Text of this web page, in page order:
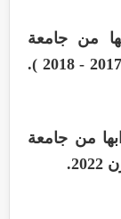
من جامعة
الأنبار/كلية الآداب-قسم اللغة العربية ( 2017 - 2018 ).
من جامعة